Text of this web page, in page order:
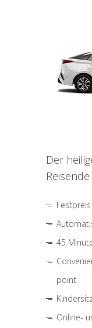
Der
Reisende
Festpreis
45
point
Online-